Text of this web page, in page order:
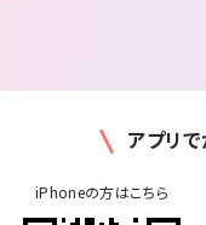
アプリ
iPhoneの方はこちら